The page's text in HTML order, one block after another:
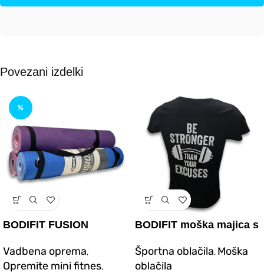
Povezani izdelki
%
BODIFIT FUSION
Vadbena oprema,
Opremite mini fitnes,
BODIFIT moška majica s
Športna oblačila, Moška
oblačila